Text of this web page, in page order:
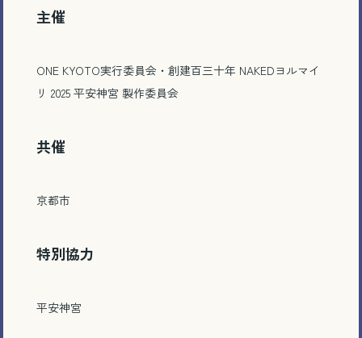
主催
ONE KYOTO実行委員会・創建百三十年 NAKEDヨルマイ
リ 2025 平安神宮 製作委員会
共催
京都市
特別協力
平安神宮